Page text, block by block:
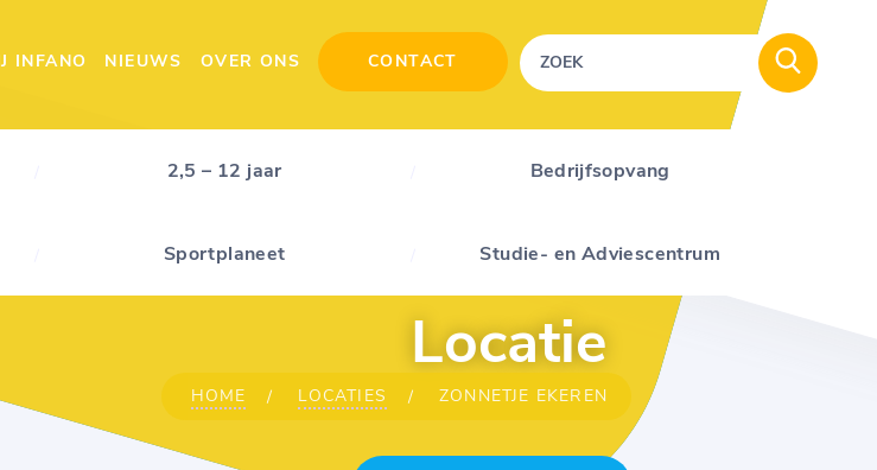
INFANO NIEUWS OVER ONS CONTACT
2,5 – 12 jaar Bedrijfsopvang
Sportplaneet Studie- en Adviescentrum
Locatie
HOME LOCATIES ZONNETJE EKEREN